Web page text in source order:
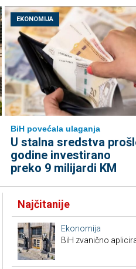
EKONOMIJA
BiH povećala ulaganja
U stalna sredstva
godine investirano
preko 9 milijardi KM
Najčitanije
Ekonomija
BiH zvanično